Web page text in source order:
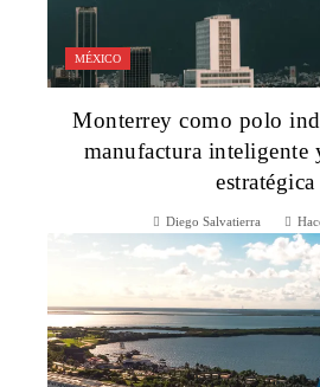
MÉXICO
Monterrey como polo
manufactura inteligente
estratégica
Diego Salvatierra